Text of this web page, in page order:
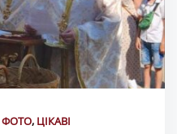
ФОТО, ЦІКАВІ